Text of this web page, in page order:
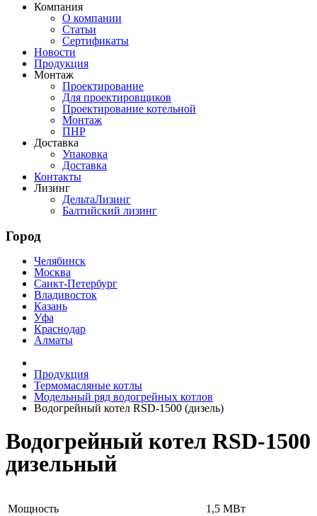
Компания
О компании
Статьи
Сертификаты
Новости
Продукция
Монтаж
Проектирование
Для проектировщиков
Проектирование котельной
Монтаж
ПНР
Доставка
Упаковка
Доставка
Контакты
Лизинг
ДельтаЛизинг
Балтийский лизинг
Город
Челябинск
Москва
Санкт-Петербург
Владивосток
Казань
Уфа
Краснодар
Алматы
Продукция
Термомасляные котлы
Модельный ряд водогрейных котлов
Водогрейный котел RSD-1500 (дизель)
Водогрейный котел RSD-1500
дизельный
Мощность
1,5 МВт